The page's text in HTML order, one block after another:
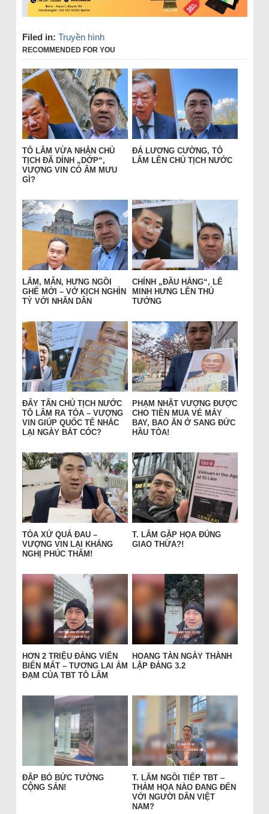
Filed in: Truyền hình
RECOMMENDED FOR YOU
TÔ LÂM VỪA NHẬN CHỦ
TỊCH ĐÃ DÍNH „DỚP“,
VƯỢNG VIN CÓ ÂM MƯU
GÌ?
ĐÁ LƯƠNG CƯỜNG, TÔ
LÂM LÊN CHỦ TỊCH NƯỚC
LÂM, MẪN, HƯNG NGỒI
GHẾ MỚI – VỞ KỊCH NGHÌN
TỶ VỚI NHÂN DÂN
CHÍNH „ĐẦU HÀNG“, LÊ
MINH HƯNG LÊN THỦ
TƯỚNG
ĐẨY TÂN CHỦ TỊCH NƯỚC
TÔ LÂM RA TÒA – VƯỢNG
VIN GIÚP QUỐC TẾ NHẮC
LẠI NGÀY BẮT CÓC?
PHẠM NHẬT VƯỢNG ĐƯỢC
CHO TIỀN MUA VÉ MÁY
BAY, BAO ĂN Ở SANG ĐỨC
HẦU TÒA!
TÒA XỬ QUÁ ĐAU –
VƯỢNG VIN LẠI KHÁNG
NGHỊ PHÚC THẨM!
T. LÂM GẶP HỌA ĐÚNG
GIAO THỪA?!
HƠN 2 TRIỆU ĐẢNG VIÊN
BIẾN MẤT – TƯƠNG LAI ẢM
ĐẠM CỦA TBT TÔ LÂM
HOANG TÀN NGÀY THÀNH
LẬP ĐẢNG 3.2
ĐẬP BỎ BỨC TƯỜNG
CỘNG SẢN!
T. LÂM NGỒI TIẾP TBT –
THẢM HỌA NÀO ĐANG ĐẾN
VỚI NGƯỜI DÂN VIỆT
NAM?